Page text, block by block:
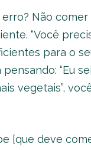
Não comer
“Você
para o
“Eu
vegetais”,
[que deve